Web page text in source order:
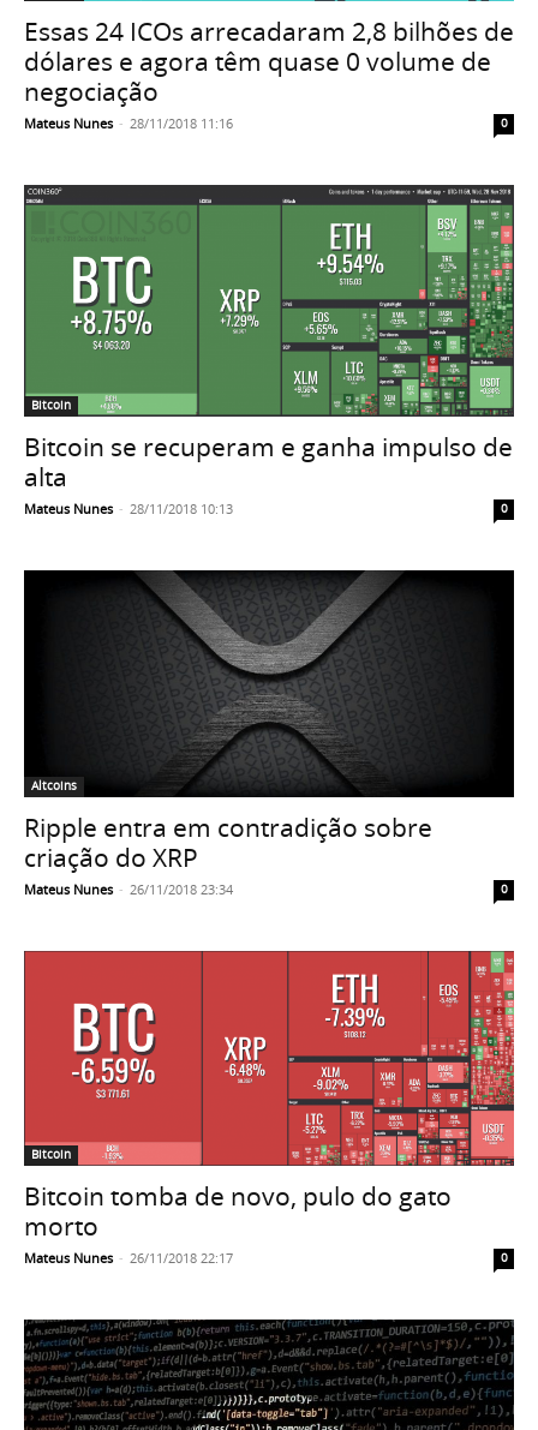
Essas 24 ICOs arrecadaram 2,8 bilhões de
dólares e agora têm quase 0 volume de
negociação
Mateus Nunes - 28/11/2018 11:16 0
Bitcoin
Bitcoin se recuperam e ganha impulso de
alta
Mateus Nunes - 28/11/2018 10:13 0
Altcoins
Ripple entra em contradição sobre
criação do XRP
Mateus Nunes - 26/11/2018 23:34 0
Bitcoin
Bitcoin tomba de novo, pulo do gato
morto
Mateus Nunes - 26/11/2018 22:17 0